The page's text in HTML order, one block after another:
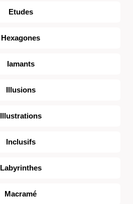
Etudes
Hexagones
Iamants
Illusions
Illustrations
Inclusifs
Labyrinthes
Macramé